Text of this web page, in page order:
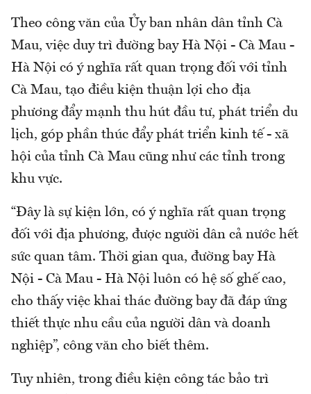
Theo công văn của Ủy ban nhân dân tỉnh Cà
Mau, việc duy trì đường bay Hà Nội - Cà Mau -
Hà Nội có ý nghĩa rất quan trọng đối với tỉnh
Cà Mau, tạo điều kiện thuận lợi cho địa
phương đẩy mạnh thu hút đầu tư, phát triển du
lịch, góp phần thúc đẩy phát triển kinh tế - xã
hội của tỉnh Cà Mau cũng như các tỉnh trong
khu vực.
“Đây là sự kiện lớn, có ý nghĩa rất quan trọng
đối với địa phương, được người dân cả nước hết
sức quan tâm. Thời gian qua, đường bay Hà
Nội - Cà Mau - Hà Nội luôn có hệ số ghế cao,
cho thấy việc khai thác đường bay đã đáp ứng
thiết thực nhu cầu của người dân và doanh
nghiệp”, công văn cho biết thêm.
Tuy nhiên, trong điều kiện công tác bảo trì